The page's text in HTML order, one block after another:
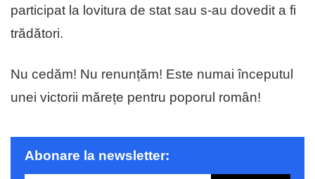
participat la lovitura de stat sau s-au dovedit a fi
trădători.
Nu cedăm! Nu renunțăm! Este numai începutul
unei victorii mărețe pentru poporul român!
Abonare la newsletter: